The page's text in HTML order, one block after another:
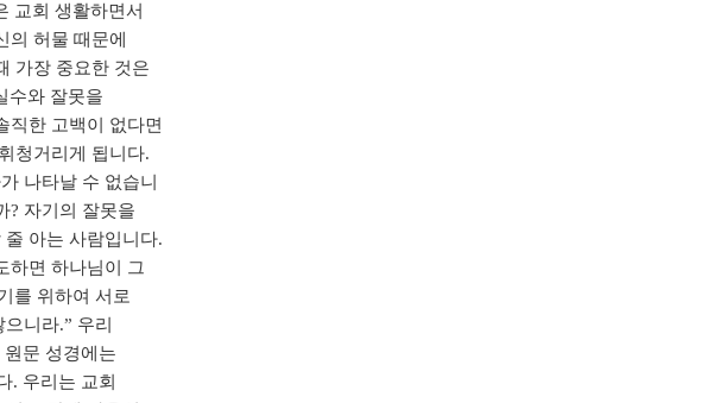
교회 생활하면서
의 허물 때문에
가장 중요한 것은
수와 잘못을
직한 고백이 없다면
청거리게 됩니다.
나타날 수 없습니
? 자기의 잘못을
아는 사람입니다.
하면 하나님이 그
를 위하여 서로
니라.” 우리
문 성경에는
. 우리는 교회